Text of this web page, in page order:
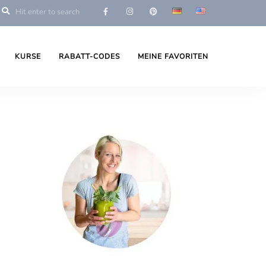
KURSE RABATT-CODES MEINE FAVORITEN